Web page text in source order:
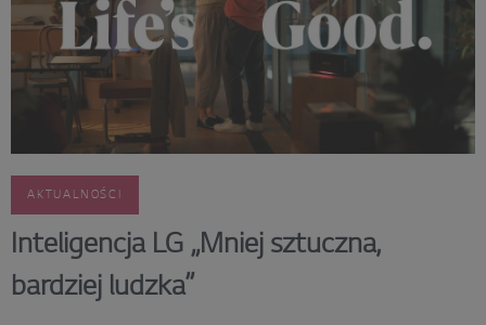
AKTUALNOŚCI
Inteligencja LG „Mniej sztuczna,
bardziej ludzka”